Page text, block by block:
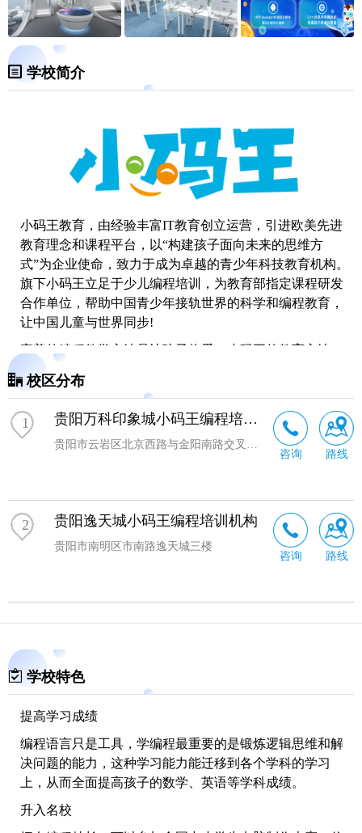
学校简介
小码王教育，由经验丰富IT教育创立运营，引进欧美先进
教育理念和课程平台，以“构建孩子面向未来的思维方
式”为企业使命，致力于成为卓越的青少年科技教育机构。
旗下小码王立足于少儿编程培训，为教育部指定课程研发
合作单位，帮助中国青少年接轨世界的科学和编程教育，
让中国儿童与世界同步!
完善的编程教学方法是让孩子热爱。小码王的教育方法：
连接，发展解决问题的能力打破垂直学科局限，提高综合
学科能力。
杭州小码教育科技有限公司，由深耕行业多年的IT教育创
立运营，引进欧美先进教育理念和课程平台，致力于成为
从2016年成立至今，已在北京、上海、杭州、广州、深圳
等全国二十多个主要城市开设了70多家旗舰校区，整合全
国众多编程教育、研究者和实践，面向未来社会人才要
校区分布
1 贵阳万科印象城小码王编程培训机构
贵阳市云岩区北京西路与金阳南路交叉口购物中心（万科新都荟）3层1号
咨询 路线
2 贵阳逸天城小码王编程培训机构
贵阳市南明区市南路逸天城三楼
咨询 路线
学校特色
提高学习成绩
编程语言只是工具，学编程最重要的是锻炼逻辑思维和解
决问题的能力，这种学习能力能迁移到各个学科的学习
上，从而全面提高孩子的数学、英语等学科成绩。
升入名校